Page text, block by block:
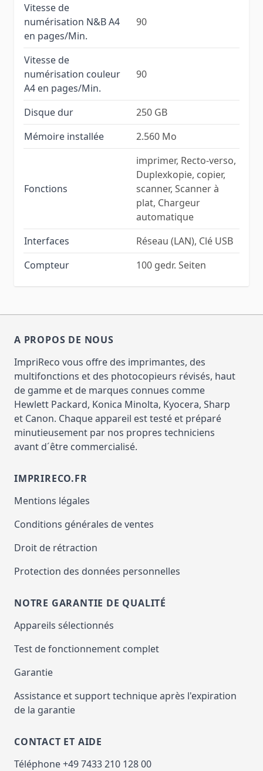
Vitesse de
numérisation N&B A4
en pages/Min.
90
Vitesse de
numérisation couleur
A4 en pages/Min.
90
Disque dur
250 GB
Mémoire installée
2.560 Mo
Fonctions
imprimer, Recto-verso,
Duplexkopie, copier,
scanner, Scanner à
plat, Chargeur
automatique
Interfaces
Réseau (LAN), Clé USB
Compteur
100 gedr. Seiten
A PROPOS DE NOUS
ImpriReco vous offre des imprimantes, des
multifonctions et des photocopieurs révisés, haut
de gamme et de marques connues comme
Hewlett Packard, Konica Minolta, Kyocera, Sharp
et Canon. Chaque appareil est testé et préparé
minutieusement par nos propres techniciens
avant d´être commercialisé.
IMPRIRECO.FR
Mentions légales
Conditions générales de ventes
Droit de rétraction
Protection des données personnelles
NOTRE GARANTIE DE QUALITÉ
Appareils sélectionnés
Test de fonctionnement complet
Garantie
Assistance et support technique après l'expiration
de la garantie
CONTACT ET AIDE
Téléphone +49 7433 210 128 00